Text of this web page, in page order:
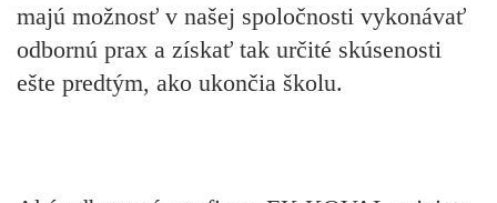
majú možnosť v našej spoločnosti vykonávať
odbornú prax a získať tak určité skúsenosti
ešte predtým, ako ukončia školu.